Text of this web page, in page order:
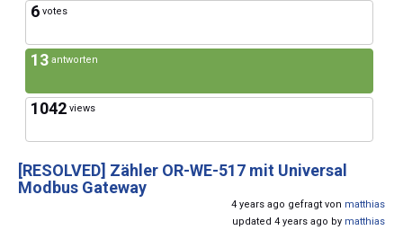
6 votes
13 antworten
1042 views
[RESOLVED] Zähler OR-WE-517 mit Universal
Modbus Gateway
4 years ago gefragt von matthias
updated 4 years ago by matthias